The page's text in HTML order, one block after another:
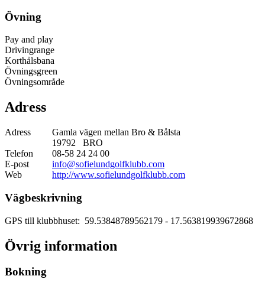
Övning
Pay and play
Drivingrange
Korthålsbana
Övningsgreen
Övningsområde
Adress
Adress
Gamla vägen mellan Bro & Bålsta
19792 BRO
Telefon
08-58 24 24 00
E-post
info@sofielundgolfklubb.com
Web
http://www.sofielundgolfklubb.com
Vägbeskrivning
GPS till klubbhuset: 59.53848789562179 - 17.563819939672868
Övrig information
Bokning